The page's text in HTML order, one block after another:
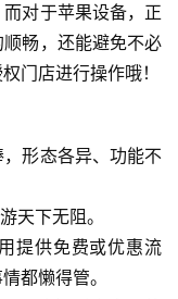
对于苹果设备，正
畅，还能避免不必
门店进行操作哦！
形态各异、功能不
天下无阻。
提供免费或优惠流
都懒得管。